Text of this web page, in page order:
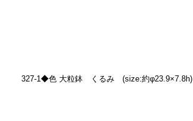
327-1◆色 大粒鉢　くるみ　(size:約φ23.9×7.8h)